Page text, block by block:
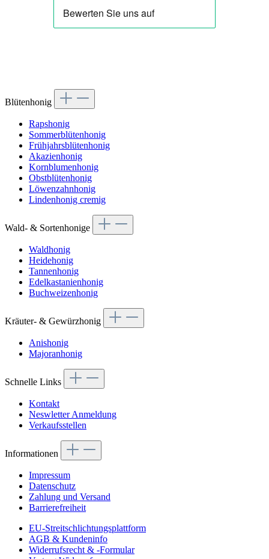
Blütenhonig
Rapshonig
Sommerblütenhonig
Frühjahrsblütenhonig
Akazienhonig
Kornblumenhonig
Obstblütenhonig
Löwenzahnhonig
Lindenhonig cremig
Wald- & Sortenhonige
Waldhonig
Heidehonig
Tannenhonig
Edelkastanienhonig
Buchweizenhonig
Kräuter- & Gewürzhonig
Anishonig
Majoranhonig
Schnelle Links
Kontakt
Neswletter Anmeldung
Verkaufsstellen
Informationen
Impressum
Datenschutz
Zahlung und Versand
Barrierefreiheit
EU-Streitschlichtungsplattform
AGB & Kundeninfo
Widerrufsrecht & -Formular